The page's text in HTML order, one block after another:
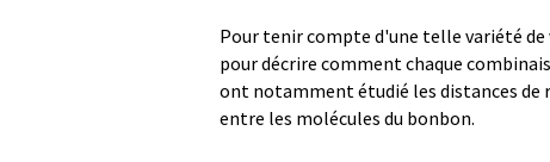
Pour tenir compte d'une telle variété
pour décrire comment chaque
ont notamment étudié les distances
entre les molécules du bonbon.